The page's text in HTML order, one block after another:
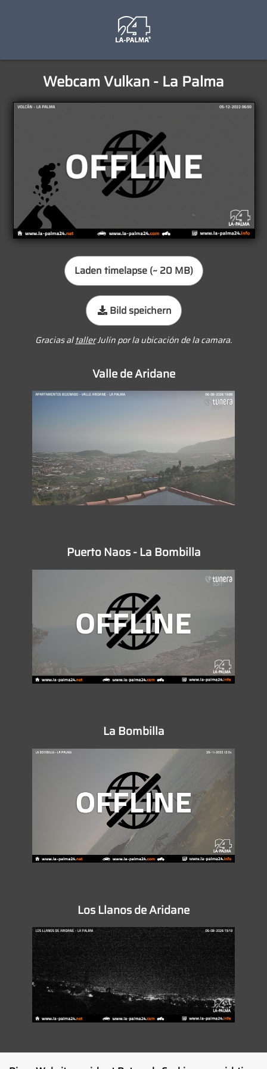
Webcam Vulkan - La Palma
Laden timelapse (~ 20 MB)
Bild speichern
Gracias altallerJulín por la ubicación de la camara.
Valle de Aridane
Puerto Naos - La Bombilla
La Bombilla
Los Llanos de Aridane